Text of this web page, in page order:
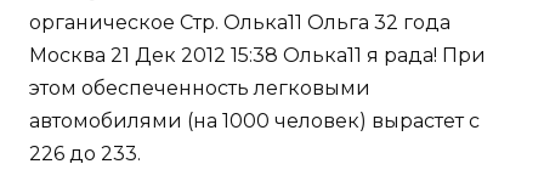
органическое Стр. Олька11 Ольга 32 года
Москва 21 Дек 2012 15:38 Олька11 я рада! При
этом обеспеченность легковыми
автомобилями (на 1000 человек) вырастет с
226 до 233.